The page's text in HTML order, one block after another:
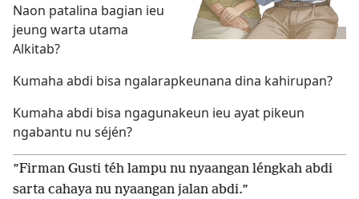
Naon patalina bagian ieu
jeung warta utama
Alkitab?
Kumaha abdi bisa ngalarapkeunana dina kahirupan?
Kumaha abdi bisa ngagunakeun ieu ayat pikeun
ngabantu nu séjén?
”Firman Gusti téh lampu nu nyaangan léngkah abdi
sarta cahaya nu nyaangan jalan abdi.”